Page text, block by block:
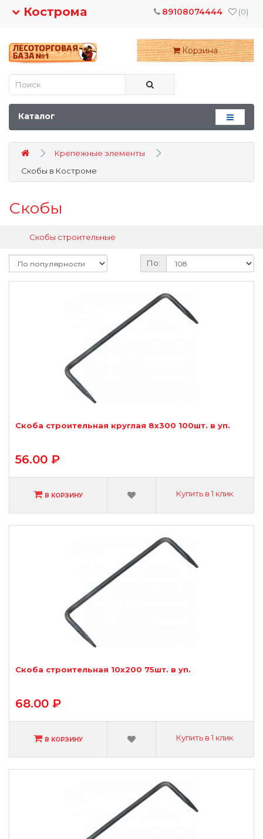
Кострома (0)
89108074444
Корзина
Каталог
Крепежные элементы
Скобы в Костроме
Скобы
Скобы строительные
По:
Скоба строительная круглая 8х300 100шт. в уп.
56.00 ₽
В КОРЗИНУ Купить в 1 клик
Скоба строительная 10х200 75шт. в уп.
68.00 ₽
В КОРЗИНУ Купить в 1 клик